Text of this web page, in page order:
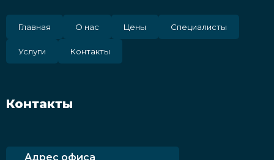
Главная О нас Цены Специалисты
Услуги Контакты
Контакты
Адрес офиса